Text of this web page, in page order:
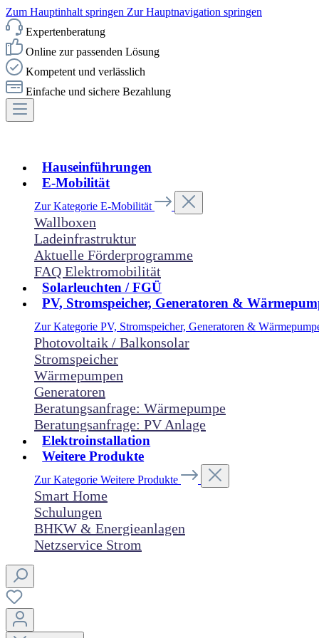
Zum Hauptinhalt springen Zur Hauptnavigation springen
Expertenberatung
Online zur passenden Lösung
Kompetent und verlässlich
Einfache und sichere Bezahlung
Hauseinführungen
E-Mobilität
Zur Kategorie E-Mobilität
Wallboxen
Ladeinfrastruktur
Aktuelle Förderprogramme
FAQ Elektromobilität
Solarleuchten / FGÜ
PV, Stromspeicher, Generatoren &
Zur Kategorie PV, Stromspeicher, Generatoren &
Photovoltaik / Balkonsolar
Stromspeicher
Wärmepumpen
Generatoren
Beratungsanfrage: Wärmepumpe
Beratungsanfrage: PV Anlage
Elektroinstallation
Weitere Produkte
Zur Kategorie Weitere Produkte
Smart Home
Schulungen
BHKW & Energieanlagen
Netzservice Strom